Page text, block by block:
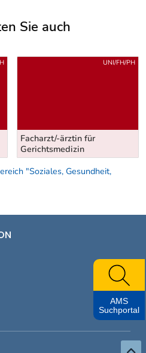
Sie auch
Facharzt/-ärztin für
Gerichtsmedizin
UNI/FH/PH
"Soziales, Gesundheit,
AMS
Suchportal